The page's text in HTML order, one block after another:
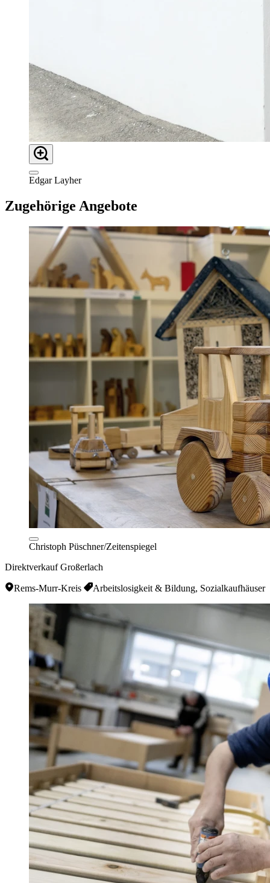
Edgar Layher
Zugehörige Angebote
Christoph Püschner/Zeitenspiegel
Direktverkauf Großerlach
Rems-Murr-Kreis Arbeitslosigkeit & Bildung, Sozialkaufhäuser